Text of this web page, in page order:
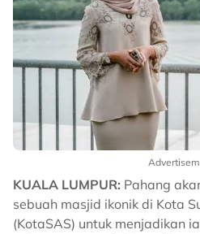
KUALA LUMPUR: Pahang
sebuah masjid ikonik di Kota
(KotaSAS) untuk menjadikan